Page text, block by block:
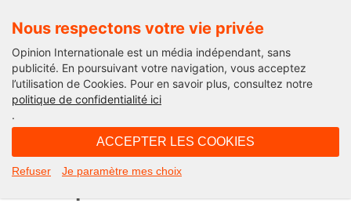
Nous respectons votre vie privée
Opinion Internationale est un média indépendant, sans
publicité. En poursuivant votre navigation, vous acceptez
l’utilisation de Cookies. Pour en savoir plus, consultez notre
politique de confidentialité ici
.
ACCEPTER LES COOKIES
Refuser Je paramètre mes choix
International
Tunis : Un double attentat-suicide